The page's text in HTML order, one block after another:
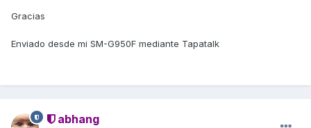
Gracias
Enviado desde mi SM-G950F mediante Tapatalk
abhang